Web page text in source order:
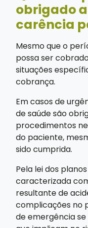
obrigado
carência
Mesmo que o
possa ser
situações
cobrança.
Em casos de
de saúde são
procedimentos
do paciente,
sido cumprida.
Pela lei dos
caracterizada
resultante de
complicações no
de emergência